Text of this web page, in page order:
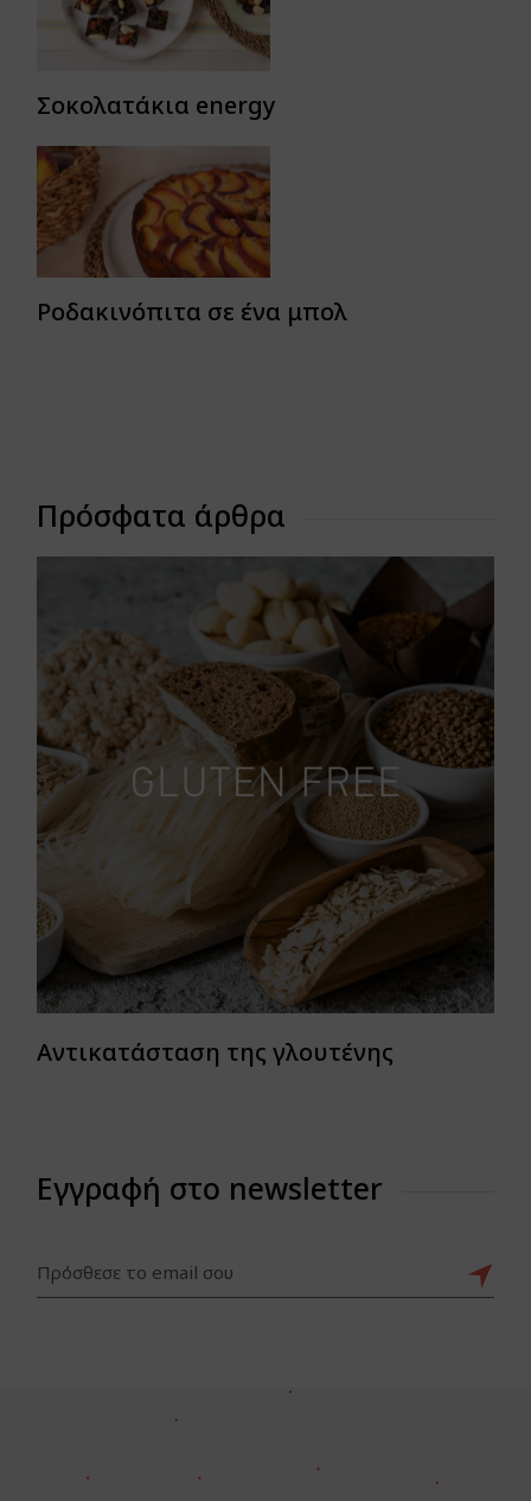
Σοκολατάκια energy
Ροδακινόπιτα σε ένα μπολ
Πρόσφατα άρθρα
Αντικατάσταση της γλουτένης
Εγγραφή στο newsletter